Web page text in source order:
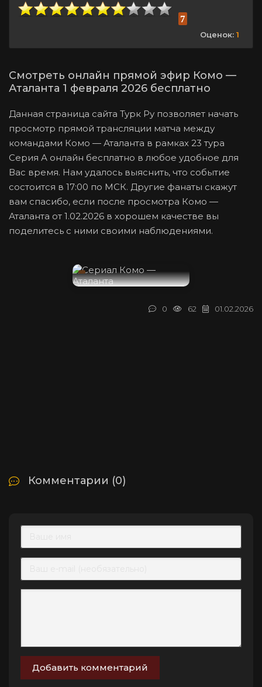
Данная страница сайта Турк Ру позволяет начать
просмотр прямой трансляции матча между
командами Комо — Аталанта в рамках 23 тура
Серия А онлайн бесплатно в любое удобное для
Вас время. Нам удалось выяснить, что событие
состоится в 17:00 по МСК. Другие фанаты скажут
вам спасибо, если после просмотра Комо —
Аталанта от 1.02.2026 в хорошем качестве вы
поделитесь с ними своими наблюдениями.
Смотреть онлайн прямой эфир Комо —
Аталанта 1 февраля 2026 бесплатно
7
Оценок: 1
01.02.2026
62
0
Комментарии (0)
Добавить комментарий